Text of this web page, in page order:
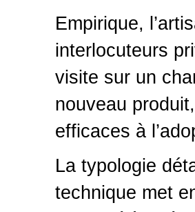
Empirique,
interlocuteurs
visite sur un
nouveau
efficaces à
La typologie
technique met